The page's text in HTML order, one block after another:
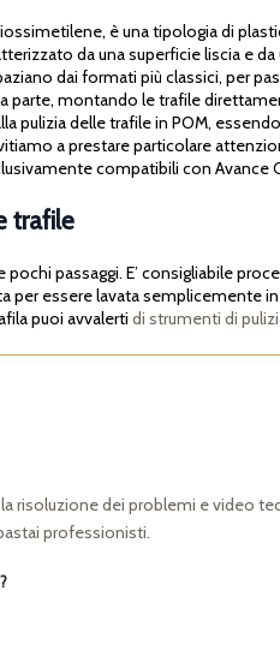
è una tipologia di
da una superficie liscia e
dai formati più classici, per
parte, montando le trafile
pulizia delle trafile in POM,
a prestare particolare
compatibili con Avance
trafile
pochi passaggi. E’ consigliabile
per essere lavata semplicemente
puoi avvalerti di strumenti di
risoluzione dei problemi e video
professionisti.